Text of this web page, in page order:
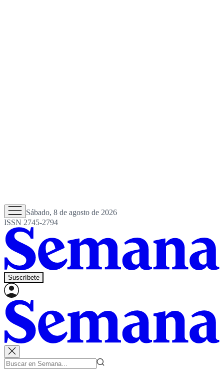
Sábado, 8 de agosto de 2026
ISSN 2745-2794
Suscríbete